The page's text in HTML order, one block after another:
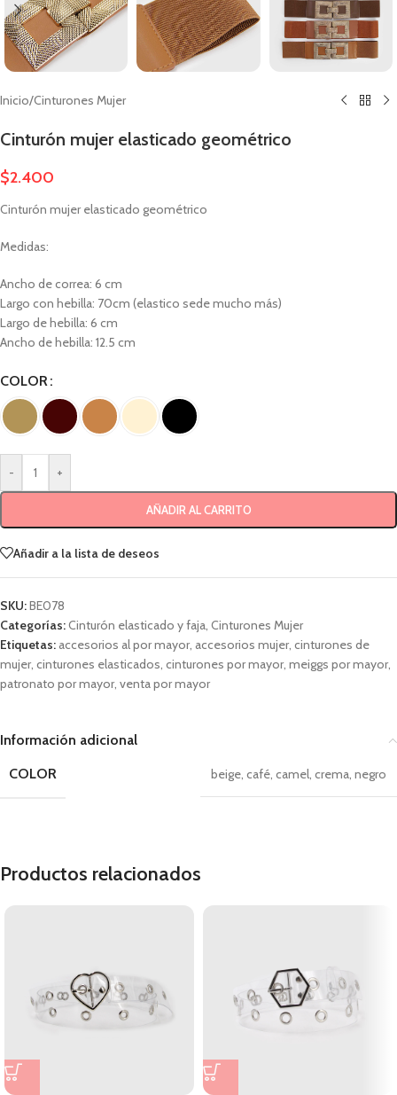
Inicio/Cinturones Mujer
Cinturón mujer elasticado geométrico
$2.400
Cinturón mujer elasticado geométrico
Medidas:
Ancho de correa: 6 cm
Largo con hebilla: 70cm (elastico sede mucho más)
Largo de hebilla: 6 cm
Ancho de hebilla: 12.5 cm
COLOR
- +
AÑADIR AL CARRITO
Añadir a la lista de deseos
SKU:BE078
Categorías:Cinturón elasticado y faja, Cinturones Mujer
Etiquetas: accesorios al por mayor, accesorios mujer, cinturones de
mujer, cinturones elasticados, cinturones por mayor, meiggs por mayor,
patronato por mayor, venta por mayor
Información adicional
COLOR
beige, café, camel, crema, negro
Productos relacionados